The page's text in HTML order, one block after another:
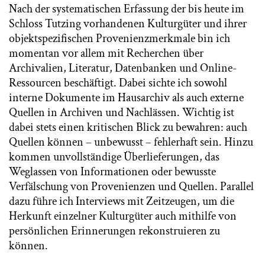
Nach der systematischen Erfassung der bis heute im
Schloss Tutzing vorhandenen Kulturgüter und ihrer
objektspezifischen Provenienzmerkmale bin ich
momentan vor allem mit Recherchen über
Archivalien, Literatur, Datenbanken und Online-
Ressourcen beschäftigt. Dabei sichte ich sowohl
interne Dokumente im Hausarchiv als auch externe
Quellen in Archiven und Nachlässen. Wichtig ist
dabei stets einen kritischen Blick zu bewahren: auch
Quellen können – unbewusst – fehlerhaft sein. Hinzu
kommen unvollständige Überlieferungen, das
Weglassen von Informationen oder bewusste
Verfälschung von Provenienzen und Quellen. Parallel
dazu führe ich Interviews mit Zeitzeugen, um die
Herkunft einzelner Kulturgüter auch mithilfe von
persönlichen Erinnerungen rekonstruieren zu
können.